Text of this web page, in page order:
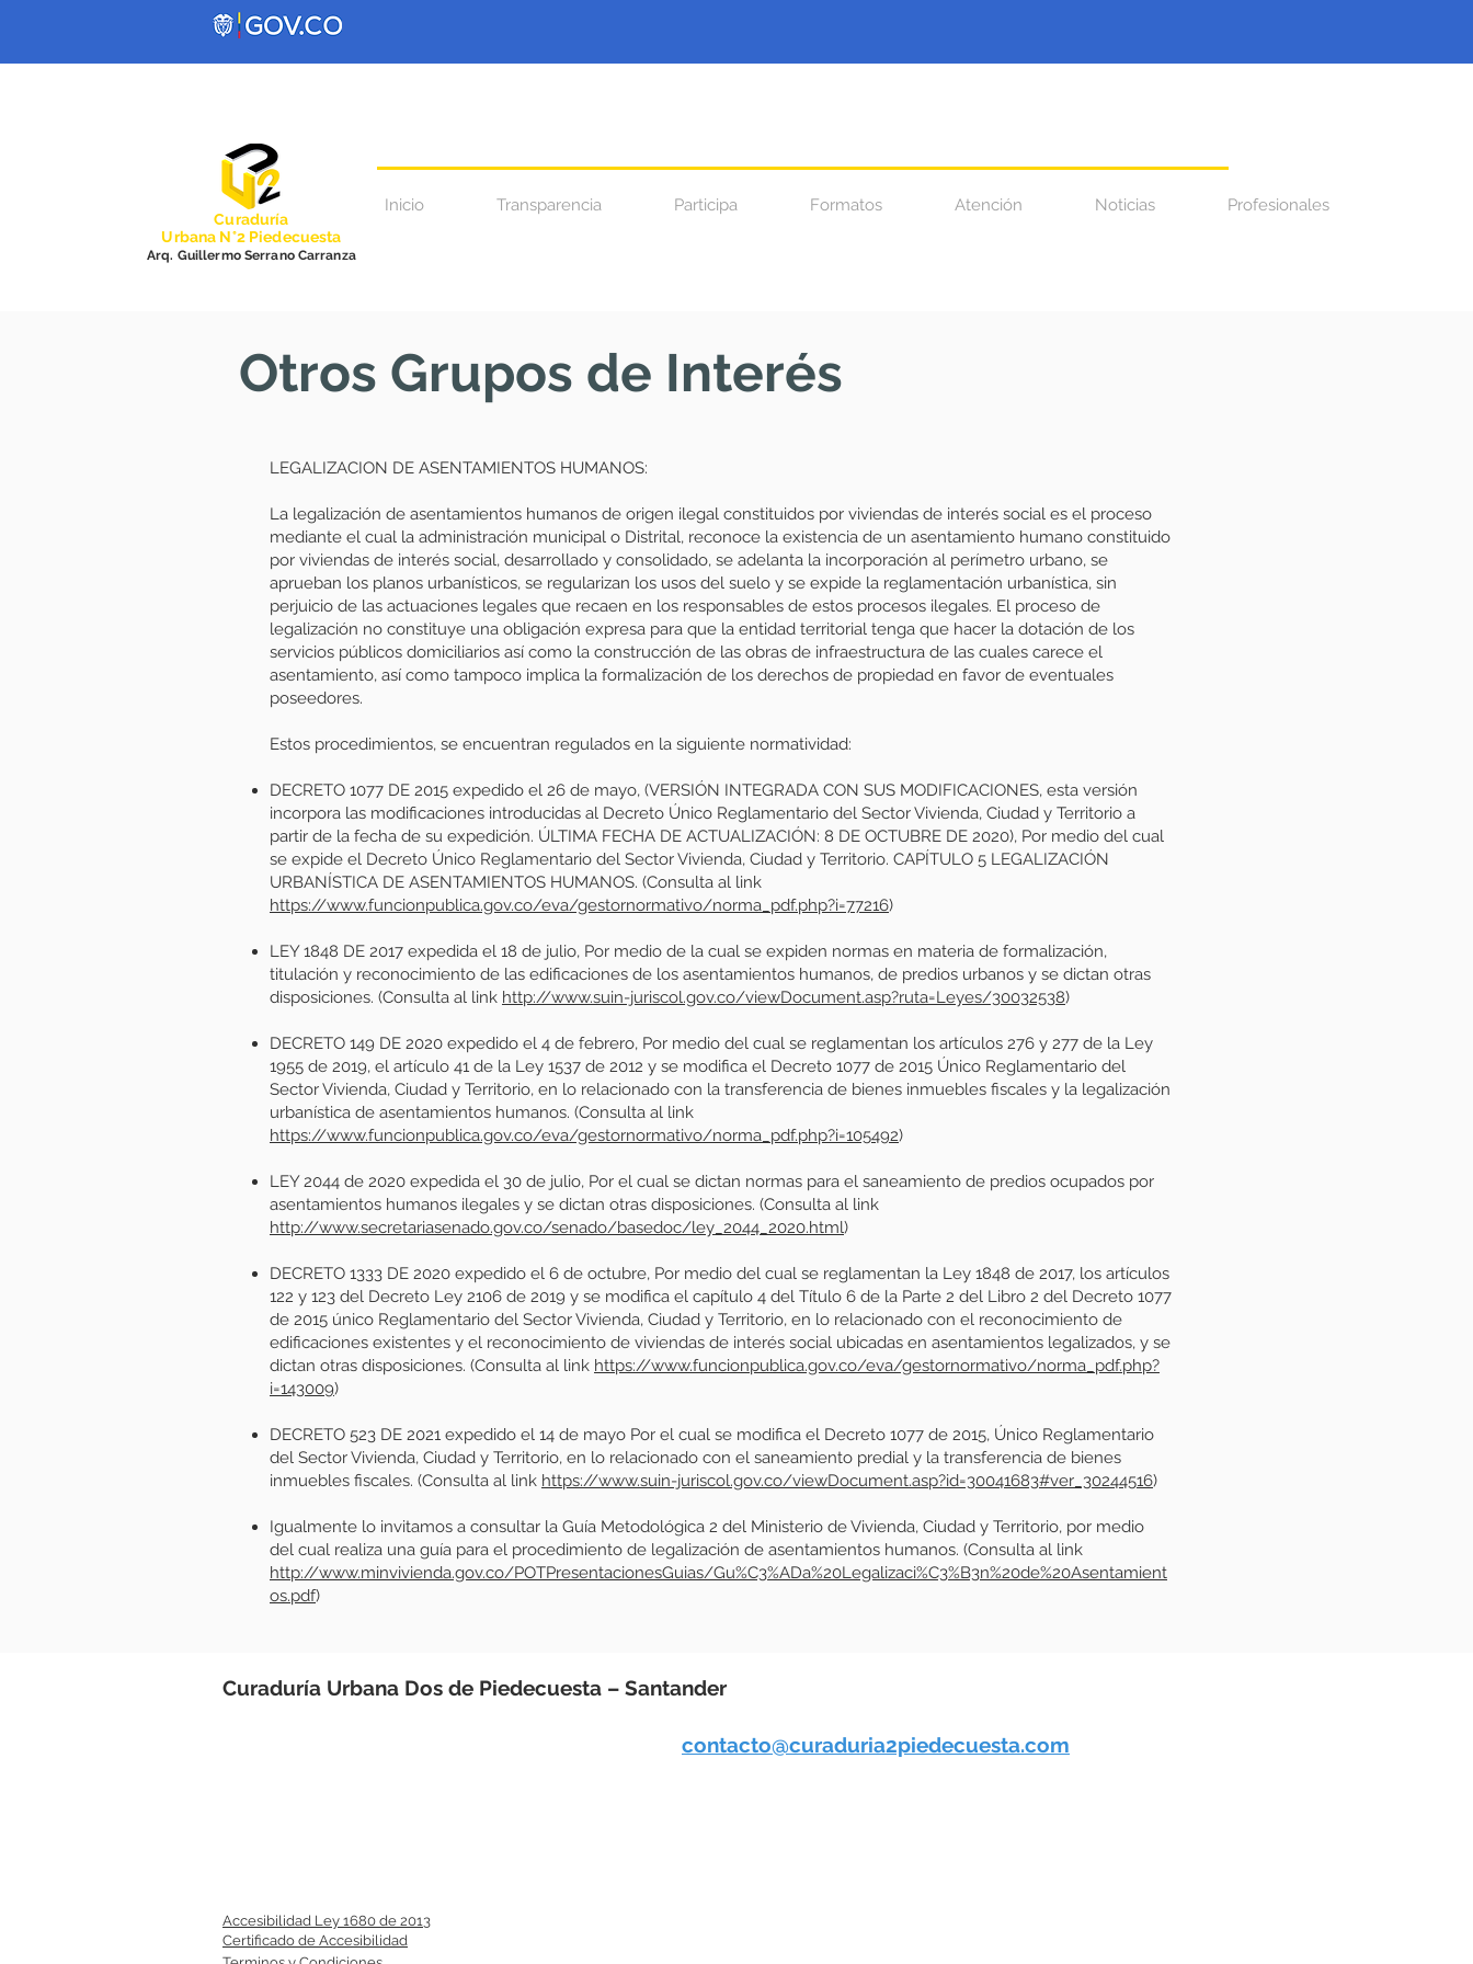
Inicio Transparencia Participa Formatos Atención Noticias Profesionales
Curaduría
Urbana N°2 Piedecuesta
Arq. Guillermo Serrano Carranza
Otros Grupos de Interés
LEGALIZACION DE ASENTAMIENTOS HUMANOS:
La legalización de asentamientos humanos de origen ilegal constituidos por viviendas de interés social es el proceso
mediante el cual la administración municipal o Distrital, reconoce la existencia de un asentamiento humano constituido
por viviendas de interés social, desarrollado y consolidado, se adelanta la incorporación al perímetro urbano, se
aprueban los planos urbanísticos, se regularizan los usos del suelo y se expide la reglamentación urbanística, sin
perjuicio de las actuaciones legales que recaen en los responsables de estos procesos ilegales. El proceso de
legalización no constituye una obligación expresa para que la entidad territorial tenga que hacer la dotación de los
servicios públicos domiciliarios así como la construcción de las obras de infraestructura de las cuales carece el
asentamiento, así como tampoco implica la formalización de los derechos de propiedad en favor de eventuales
poseedores.
Estos procedimientos, se encuentran regulados en la siguiente normatividad:
DECRETO 1077 DE 2015 expedido el 26 de mayo, (VERSIÓN INTEGRADA CON SUS MODIFICACIONES, esta versión
incorpora las modificaciones introducidas al Decreto Único Reglamentario del Sector Vivienda, Ciudad y Territorio a
partir de la fecha de su expedición. ÚLTIMA FECHA DE ACTUALIZACIÓN: 8 DE OCTUBRE DE 2020), Por medio del cual
se expide el Decreto Único Reglamentario del Sector Vivienda, Ciudad y Territorio. CAPÍTULO 5 LEGALIZACIÓN
URBANÍSTICA DE ASENTAMIENTOS HUMANOS. (Consulta al link
https://www.funcionpublica.gov.co/eva/gestornormativo/norma_pdf.php?i=77216)
LEY 1848 DE 2017 expedida el 18 de julio, Por medio de la cual se expiden normas en materia de formalización,
titulación y reconocimiento de las edificaciones de los asentamientos humanos, de predios urbanos y se dictan otras
disposiciones. (Consulta al link http://www.suin-juriscol.gov.co/viewDocument.asp?ruta=Leyes/30032538)
DECRETO 149 DE 2020 expedido el 4 de febrero, Por medio del cual se reglamentan los artículos 276 y 277 de la Ley
1955 de 2019, el artículo 41 de la Ley 1537 de 2012 y se modifica el Decreto 1077 de 2015 Único Reglamentario del
Sector Vivienda, Ciudad y Territorio, en lo relacionado con la transferencia de bienes inmuebles fiscales y la legalización
urbanística de asentamientos humanos. (Consulta al link
https://www.funcionpublica.gov.co/eva/gestornormativo/norma_pdf.php?i=105492)
LEY 2044 de 2020 expedida el 30 de julio, Por el cual se dictan normas para el saneamiento de predios ocupados por
asentamientos humanos ilegales y se dictan otras disposiciones. (Consulta al link
http://www.secretariasenado.gov.co/senado/basedoc/ley_2044_2020.html)
DECRETO 1333 DE 2020 expedido el 6 de octubre, Por medio del cual se reglamentan la Ley 1848 de 2017, los artículos
122 y 123 del Decreto Ley 2106 de 2019 y se modifica el capítulo 4 del Título 6 de la Parte 2 del Libro 2 del Decreto 1077
de 2015 único Reglamentario del Sector Vivienda, Ciudad y Territorio, en lo relacionado con el reconocimiento de
edificaciones existentes y el reconocimiento de viviendas de interés social ubicadas en asentamientos legalizados, y se
dictan otras disposiciones. (Consulta al link https://www.funcionpublica.gov.co/eva/gestornormativo/norma_pdf.php?
i=143009)
DECRETO 523 DE 2021 expedido el 14 de mayo Por el cual se modifica el Decreto 1077 de 2015, Único Reglamentario
del Sector Vivienda, Ciudad y Territorio, en lo relacionado con el saneamiento predial y la transferencia de bienes
inmuebles fiscales. (Consulta al link https://www.suin-juriscol.gov.co/viewDocument.asp?id=30041683#ver_30244516)
Igualmente lo invitamos a consultar la Guía Metodológica 2 del Ministerio de Vivienda, Ciudad y Territorio, por medio
del cual realiza una guía para el procedimiento de legalización de asentamientos humanos. (Consulta al link
http://www.minvivienda.gov.co/POTPresentacionesGuias/Gu%C3%ADa%20Legalizaci%C3%B3n%20de%20Asentamient
os.pdf)
Curaduría Urbana Dos de Piedecuesta – Santander
contacto@curaduria2piedecuesta.com
Accesibilidad Ley 1680 de 2013
Certificado de Accesibilidad